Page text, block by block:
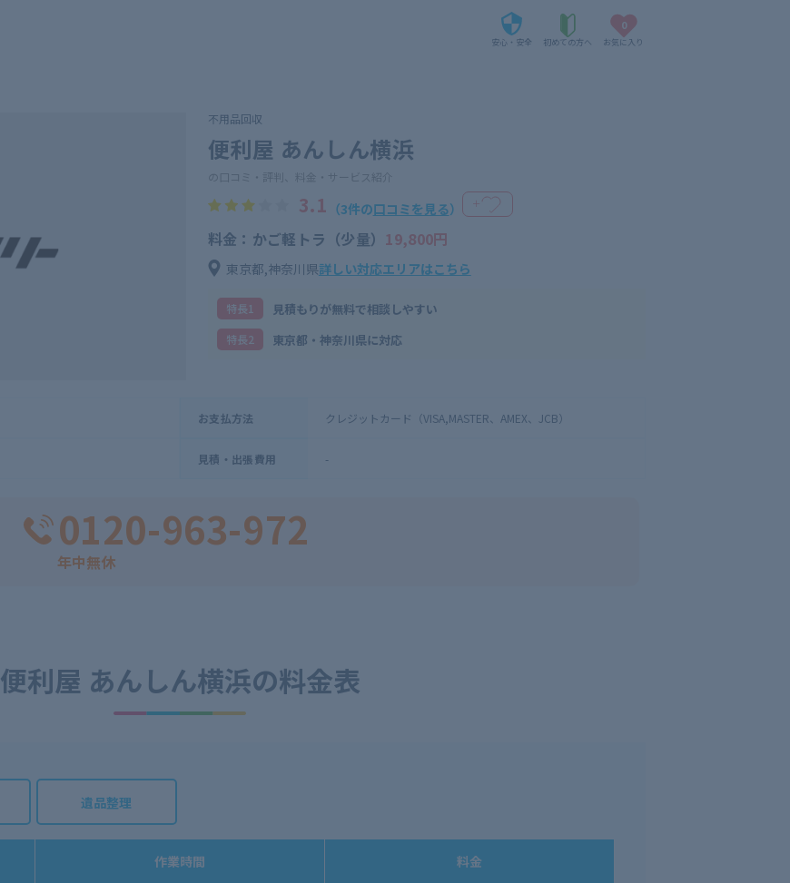
安心・安全 初めての方へ
0
お気に入り
不用品回収
便利屋 あんしん横浜
の口コミ・評判、料金・サービス紹介
3.1 （3件の口コミを見る） ＋
料金：かご軽トラ（少量） 19,800円
東京都,神奈川県詳しい対応エリアはこちら
特⻑1 見積もりが無料で相談しやすい
特⻑2 東京都・神奈川県に対応
お支払方法 クレジットカード（VISA,MASTER、AMEX、JCB）
見積・出張費用 -
0120-963-972
年中無休
便利屋 あんしん横浜の料金表
遺品整理
作業時間 料金